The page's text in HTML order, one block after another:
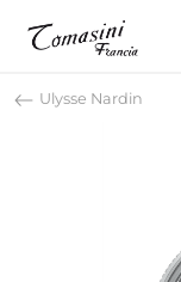
Ulysse Nardin